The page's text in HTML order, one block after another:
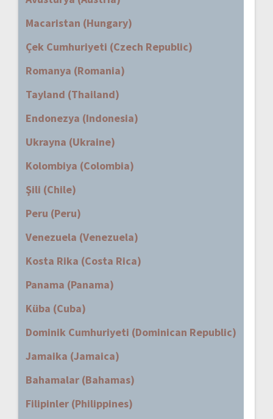
Macaristan (Hungary)
Çek Cumhuriyeti (Czech Republic)
Romanya (Romania)
Tayland (Thailand)
Endonezya (Indonesia)
Ukrayna (Ukraine)
Kolombiya (Colombia)
Şili (Chile)
Peru (Peru)
Venezuela (Venezuela)
Kosta Rika (Costa Rica)
Panama (Panama)
Küba (Cuba)
Dominik Cumhuriyeti (Dominican Republic)
Jamaika (Jamaica)
Bahamalar (Bahamas)
Filipinler (Philippines)